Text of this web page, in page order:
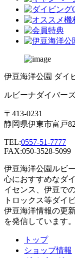
伊豆海洋公園 ダイ
ルビーナダイバー
〒413-0231
静岡県伊東市富戸
TEL:0557-51-7777
FAX:050-3528-5099
伊豆海洋公園ルビ
心におすすめなダ
イセンス、伊豆で
トロックス等ダイ
伊豆海洋情報の更
を発信しています。
トップ
ショップ情報